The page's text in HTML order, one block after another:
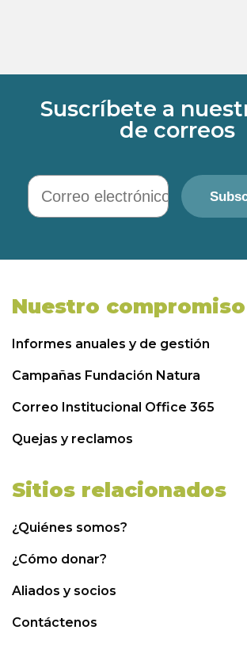
Suscríbete a
de correos
Correo electrónico
Nuestro compromiso
Informes anuales y de gestión
Campañas Fundación Natura
Correo Institucional Office 365
Quejas y reclamos
Sitios relacionados
¿Quiénes somos?
¿Cómo donar?
Aliados y socios
Contáctenos